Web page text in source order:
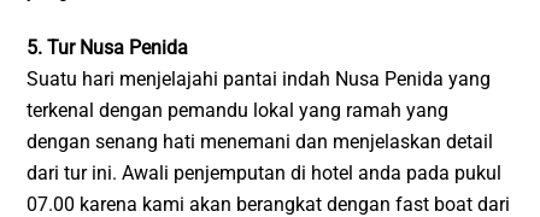
5. Tur Nusa Penida
Suatu hari menjelajahi pantai indah Nusa Penida yang
terkenal dengan pemandu lokal yang ramah yang
dengan senang hati menemani dan menjelaskan detail
dari tur ini. Awali penjemputan di hotel anda pada pukul
07.00 karena kami akan berangkat dengan fast boat dari